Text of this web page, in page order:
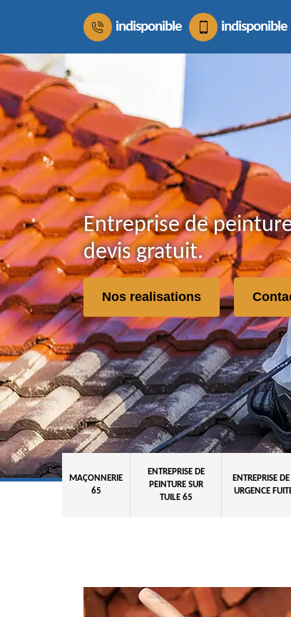
indisponible indisponible
Entreprise de
devis gratuit.
Nos realisations
MAÇONNERIE
65
ENTREPRISE DE
PEINTURE SUR
TUILE 65
ENTREPRISE
URGENCE